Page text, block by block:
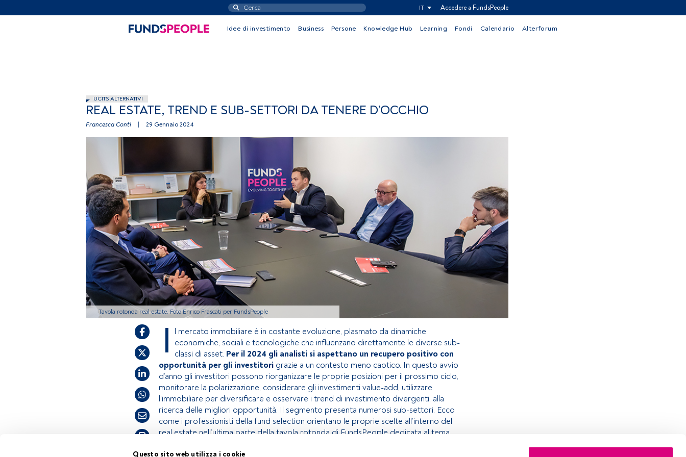
Questo sito web utilizza i cookie
IT Accedere a FundsPeople
Idee di investimento Business Persone Knowledge Hub Learning Fondi Calendario Alterforum
UCITS ALTERNATIVI
REAL ESTATE, TREND E SUB-SETTORI DA TENERE D’OCCHIO
Francesca Conti 29 Gennaio 2024
Tavola rotonda real estate. Foto Enrico Frascati per FundsPeople
Tempo di lettura:28 s.
I
l mercato immobiliare è in costante evoluzione, plasmato da dinamiche
economiche, sociali e tecnologiche che influenzano direttamente le diverse sub-
classi di asset. Per il 2024 gli analisti si aspettano un recupero positivo con
opportunità per gli investitori grazie a un contesto meno caotico. In questo avvio
d’anno gli investitori possono riorganizzare le proprie posizioni per il prossimo ciclo,
monitorare la polarizzazione, considerare gli investimenti value-add, utilizzare
l'immobiliare per diversificare e osservare i trend di investimento divergenti, alla
ricerca delle migliori opportunità. Il segmento presenta numerosi sub-settori. Ecco
come i professionisti della fund selection orientano le proprie scelte all’interno del
real estate nell’ultima parte della tavola rotonda di FundsPeople dedicata al tema.